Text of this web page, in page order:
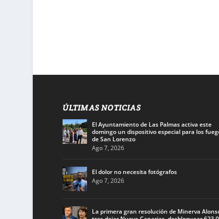
ÚLTIMAS NOTICIAS
El Ayuntamiento de Las Palmas activa este
domingo un dispositivo especial para los
de San Lorenzo
Ago 7, 2026
El dolor no necesita fotógrafos
Ago 7, 2026
La primera gran resolución de Minerva